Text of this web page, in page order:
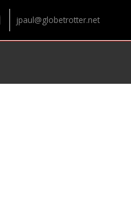
jpaul@globetrotter.net